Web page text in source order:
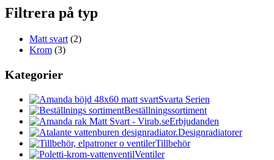
Filtrera på typ
Matt svart (2)
Krom (3)
Kategorier
Svarta Serien
Beställningssortiment
Erbjudanden
Designradiatorer
Tillbehör
Ventiler